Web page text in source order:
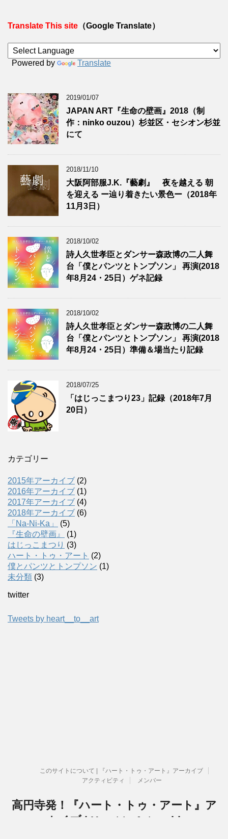
Translate This site （Google Translate）
Powered by Translate
2019/01/07
JAPAN ART『生命の壁画』2018（制
作：ninko ouzou）杉並区・セシオン杉並
にて
2018/11/10
大阪阿部服J.K.『藝劇』 夜を越える 朝
を迎える ー辿り着きたい景色ー（2018年
11月3日）
2018/10/02
詩人久世孝臣とダンサー森政博の二人舞
台「僕とパンツとトンプソン」 再演(2018
年8月24・25日）ゲネ記録
2018/10/02
詩人久世孝臣とダンサー森政博の二人舞
台「僕とパンツとトンプソン」 再演(2018
年8月24・25日）準備＆場当たり記録
2018/07/25
「はじっこまつり23」記録（2018年7月
20日）
カテゴリー
2015年アーカイブ (2)
2016年アーカイブ (1)
2017年アーカイブ (4)
2018年アーカイブ (6)
「Na-Ni-Ka」
(5)
『生命の壁画』
(1)
はじっこまつり (3)
ハート・トゥ・アート (2)
僕とパンツとトンプソン (1)
未分類 (3)
twitter
Tweets by heart__to__art
このサイトについて | 『ハート・トゥ・アート』アーカイブ
アクティビティ
メンバー
高円寺発！『ハート・トゥ・アート』ア
ーカイブ | Heart to Art archive